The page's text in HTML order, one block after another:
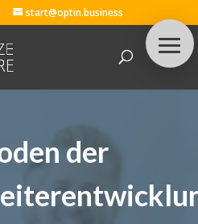
start@optin.business
der